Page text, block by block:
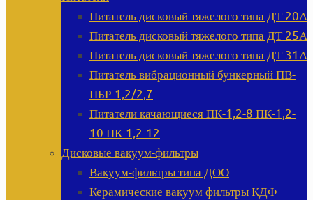
Питатель дисковый тяжелого типа ДТ 20А
Питатель дисковый тяжелого типа ДТ 25А
Питатель дисковый тяжелого типа ДТ 31А
Питатель вибрационный бункерный ПВ-
ПБР-1,2/2,7
Питатели качающиеся ПК-1,2-8 ПК-1,2-
10 ПК-1,2-12
Дисковые вакуум-фильтры
Вакуум-фильтры типа ДОО
Керамические вакуум фильтры КДФ